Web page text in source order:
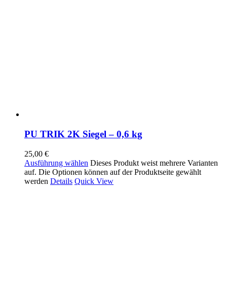
PU TRIK 2K Siegel – 0,6 kg
25,00 €
Ausführung wählen Dieses Produkt weist mehrere Varianten
auf. Die Optionen können auf der Produktseite gewählt
werden Details Quick View